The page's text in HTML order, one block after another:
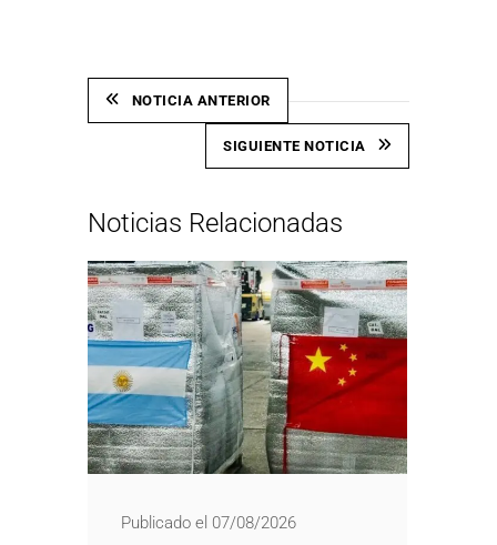
NOTICIA ANTERIOR
SIGUIENTE NOTICIA
Noticias Relacionadas
Publicado el 07/08/2026